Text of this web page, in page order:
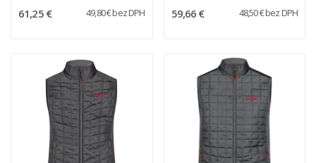
61,25 € 49,80 € bez DPH 59,66 € 48,50 € bez DPH